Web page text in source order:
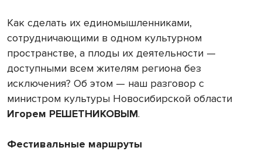
Как сделать их единомышленниками,
сотрудничающими в одном культурном
пространстве, а плоды их деятельности —
доступными всем жителям региона без
исключения? Об этом — наш разговор с
министром культуры Новосибирской области
Игорем РЕШЕТНИКОВЫМ.
Фестивальные маршруты